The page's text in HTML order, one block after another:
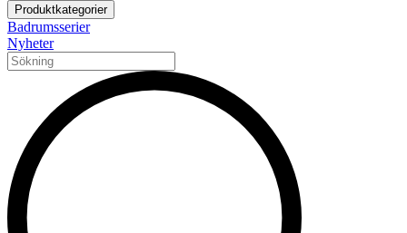
Produktkategorier
Badrumsserier
Nyheter